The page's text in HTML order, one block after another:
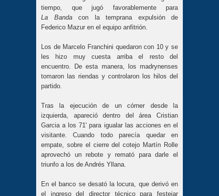
tiempo, que jugó favorablemente para
La
Bandacon la temprana expulsión de
Federico Mazur en el equipo anfitrión.
Los de Marcelo Franchini quedaron con 10 y se
les hizo muy cuesta arriba el resto del
encuentro. De esta manera, los madrynenses
tomaron las riendas y controlaron los hilos del
partido.
Tras la ejecución de un córner desde la
izquierda, apareció dentro del área Cristian
Garcia a los 71' para igualar las acciones en el
visitante. Cuando todo parecía quedar en
empate, sobre el cierre del cotejo Martín Rolle
aprovechó un rebote y remató para darle el
triunfo a los de Andrés Yllana.
En el banco se desató la locura, que derivó en
el ingreso del director técnico para festejar